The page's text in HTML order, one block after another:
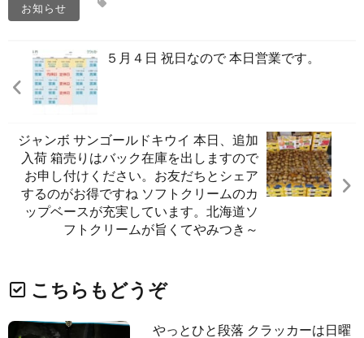
お知らせ
５月４日 祝日なので 本日営業です。
ジャンボ サンゴールドキウイ 本日、追加
入荷️ 箱売りはバック在庫を出しますので
お申し付けください。お友だちとシェア
するのがお得ですね️ ソフトクリームのカ
ップベースが充実しています。北海道ソ
フトクリームが旨くてやみつき～️
こちらもどうぞ
やっとひと段落 クラッカーは日曜